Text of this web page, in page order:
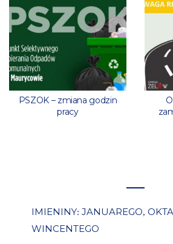
PSZOK – zmiana godzin
pracy
IMIENINY: JANUAREGO,
WINCENTEGO